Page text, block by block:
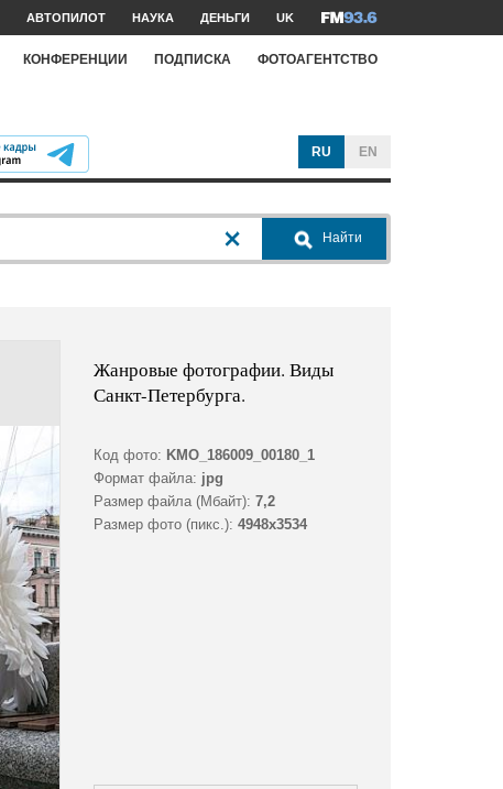
АВТОПИЛОТ НАУКА ДЕНЬГИ UK
КОНФЕРЕНЦИИ ПОДПИСКА ФОТОАГЕНТСТВО
RU EN
Найти
Жанровые фотографии. Виды
Санкт-Петербурга.
Код фото: KMO_186009_00180_1
Формат файла: jpg
Размер файла (Мбайт): 7,2
Размер фото (пикс.): 4948x3534